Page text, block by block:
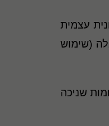
חשבונית עצמית
(שימוש
שניכה